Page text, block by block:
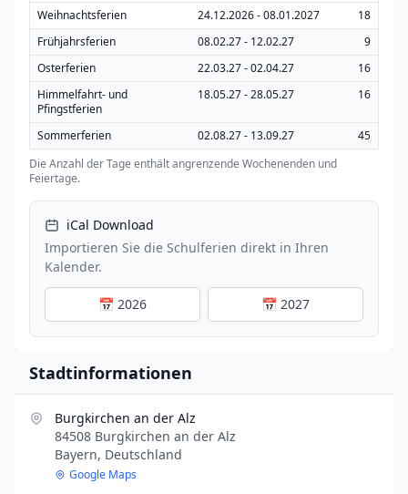
Weihnachtsferien
24.12.2026 - 08.01.2027
18
Frühjahrsferien
08.02.27 - 12.02.27
9
Osterferien
22.03.27 - 02.04.27
16
Himmelfahrt- und
Pfingstferien
18.05.27 - 28.05.27 16
Sommerferien 02.08.27 - 13.09.27
45
Die Anzahl der Tage enthält angrenzende Wochenenden und
Feiertage.
iCal Download
Importieren Sie die Schulferien direkt in Ihren
Kalender.
📅 2026 📅 2027
Stadtinformationen
Burgkirchen an der Alz
84508 Burgkirchen an der Alz
Bayern, Deutschland
Google Maps